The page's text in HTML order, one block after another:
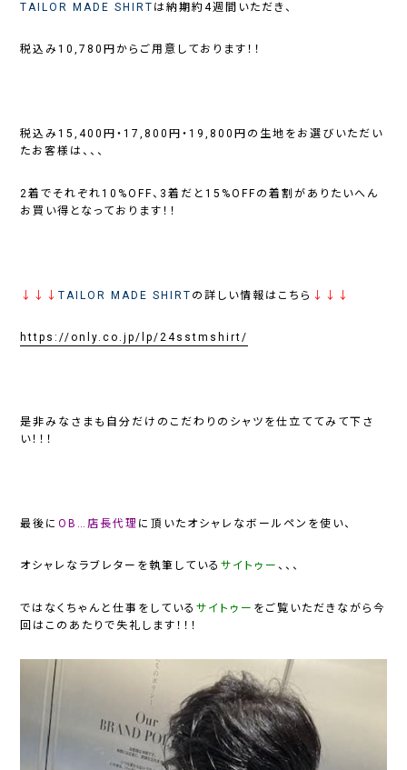
TAILOR MADE SHIRT は納期約4週間いただき、
税込み10,780円からご用意しております！！
税込み15,400円・17,800円・19,800円の生地をお選びいただい
たお客様は、、、
2着でそれぞれ10%OFF、3着だと15%OFFの着割がありたいへん
お買い得となっております！！
↓↓↓TAILOR MADE SHIRT の詳しい情報はこちら ↓↓↓
https://only.co.jp/lp/24sstmshirt/
是非みなさまも自分だけのこだわりのシャツを仕立ててみて下さ
い！！！
最後にOB…店長代理 に頂いたオシャレなボールペンを使い、
オシャレなラブレターを執筆しているサイトゥー 、、、
ではなくちゃんと仕事をしているサイトゥー をご覧いただきながら今
回はこのあたりで失礼します！！！